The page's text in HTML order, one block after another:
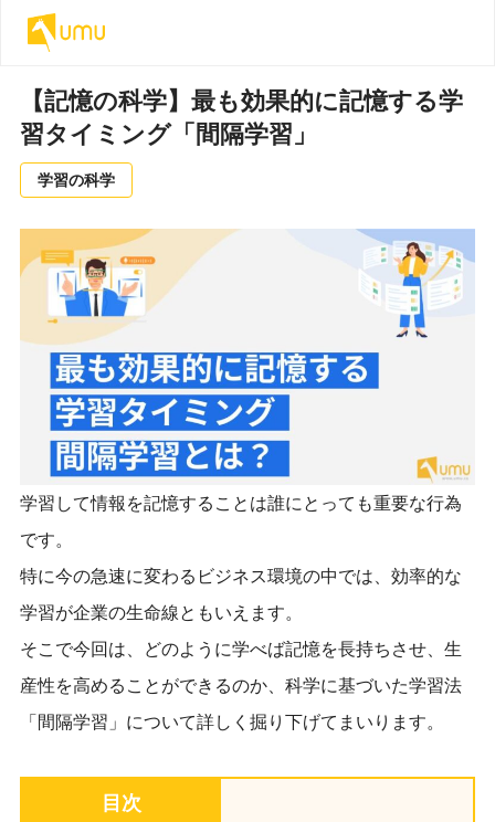
【記憶の科学】最も効果的に記憶する学
習タイミング「間隔学習」
学習の科学
学習して情報を記憶することは誰にとっても重要な行為
です。
特に今の急速に変わるビジネス環境の中では、効率的な
学習が企業の生命線ともいえます。
そこで今回は、どのように学べば記憶を長持ちさせ、生
産性を高めることができるのか、科学に基づいた学習法
「間隔学習」について詳しく掘り下げてまいります。
目次